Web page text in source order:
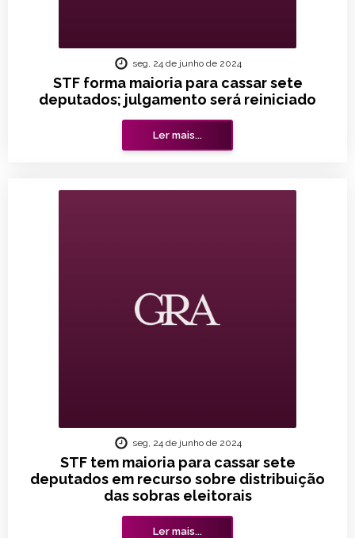
STF forma maioria para cassar sete
deputados; julgamento será reiniciado
seg, 24 de junho de 2024
Ler mais...
STF tem maioria para cassar sete
deputados em recurso sobre distribuição
das sobras eleitorais
seg, 24 de junho de 2024
Ler mais...